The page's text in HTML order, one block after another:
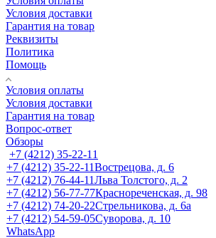
Условия доставки
Гарантия на товар
Реквизиты
Политика
Помощь
Условия оплаты
Условия доставки
Гарантия на товар
Вопрос-ответ
Обзоры
+7 (4212) 35-22-11
+7 (4212) 35-22-11Вострецова, д. 6
+7 (4212) 76-44-11Льва Толстого, д. 2
+7 (4212) 56-77-77Краснореченская, д. 98
+7 (4212) 74-20-22Стрельникова, д. 6а
+7 (4212) 54-59-05Суворова, д. 10
WhatsApp